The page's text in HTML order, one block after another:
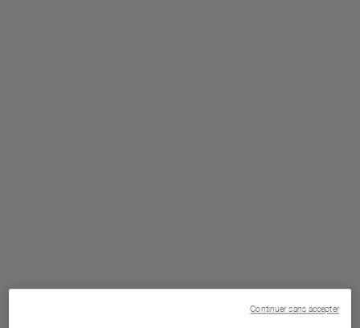
Continuer sans accepter